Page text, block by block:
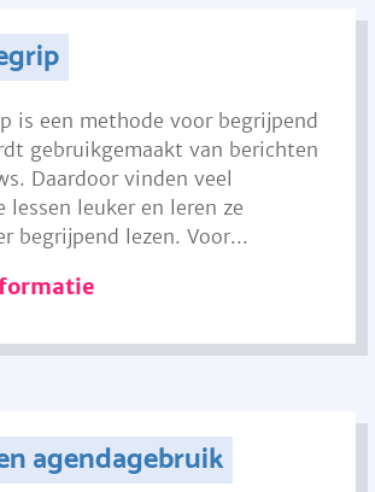
is een methode voor begrijpend
gebruikgemaakt van berichten
Daardoor vinden veel
lessen leuker en leren ze
begrijpend lezen. Voor...
agendagebruik